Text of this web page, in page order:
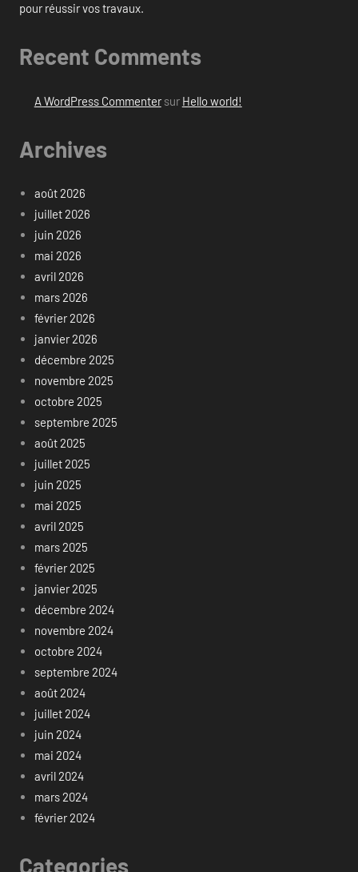
pour réussir vos travaux.
Recent Comments
A WordPress Commentersur Hello world!
Archives
août 2026
juillet 2026
juin 2026
mai 2026
avril 2026
mars 2026
février 2026
janvier 2026
décembre 2025
novembre 2025
octobre 2025
septembre 2025
août 2025
juillet 2025
juin 2025
mai 2025
avril 2025
mars 2025
février 2025
janvier 2025
décembre 2024
novembre 2024
octobre 2024
septembre 2024
août 2024
juillet 2024
juin 2024
mai 2024
avril 2024
mars 2024
février 2024
Categories